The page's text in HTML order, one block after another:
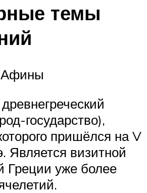
темы
Афины
государство),
пришёлся на V
Является визитной
Греции уже более